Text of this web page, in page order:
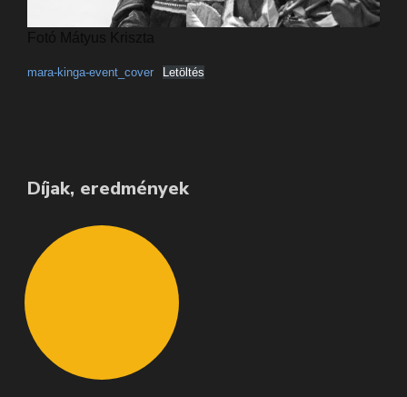
mara-kinga-event_cover Letöltés
Díjak, eredmények